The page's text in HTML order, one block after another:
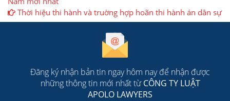
Thời hiệu thi hành và truờng hợp hoãn thi hành án dân sự
Đăng ký nhận bản tin ngay hôm nay để nhận được
những thông tin mới nhất từCÔNG TY LUẬT
APOLO LAWYERS